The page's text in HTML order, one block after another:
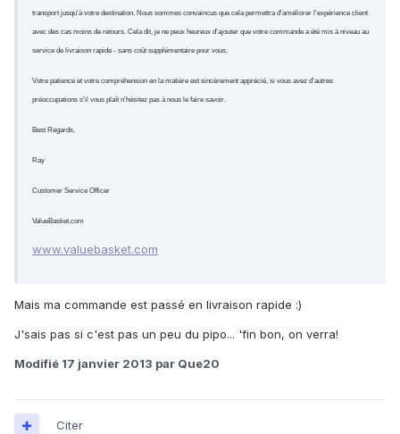
transport jusqu'à votre destination. Nous sommes convaincus que cela permettra d'améliorer l'expérience client
avec des cas moins de retours. Cela dit, je ne peux heureux d'ajouter que votre commande a été mis à niveau au
service de livraison rapide - sans coût supplémentaire pour vous.
Votre patience et votre compréhension en la matière est sincèrement apprécié, si vous avez d'autres
préoccupations s'il vous plaît n'hésitez pas à nous le faire savoir.
Best Regards,
Ray
Customer Service Officer
ValueBasket.com
www.valuebasket.com
Mais ma commande est passé en livraison rapide :)
J'sais pas si c'est pas un peu du pipo... 'fin bon, on verra!
Modifié 17 janvier 2013 par Que20
Citer